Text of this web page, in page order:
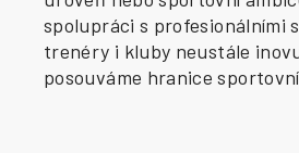
spolupráci s profesionálními
trenéry i kluby neustále
posouváme hranice